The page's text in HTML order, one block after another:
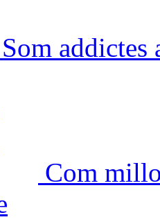
Som addictes
Com